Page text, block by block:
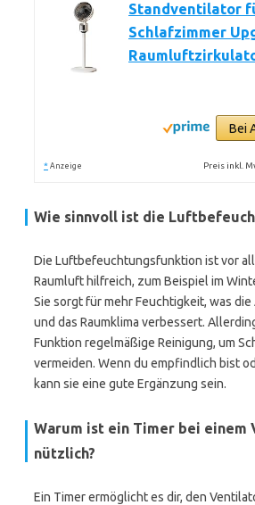
Standventilator
Schlafzimmer
Bei
* Anzeige Preis inkl.
Wie sinnvoll ist die
Die Luftbefeuchtungsfunktion ist vor
Raumluft hilfreich, zum Beispiel im
Sie sorgt für mehr Feuchtigkeit, was
und das Raumklima verbessert.
Funktion regelmäßige Reinigung, um
vermeiden. Wenn du empfindlich bist
kann sie eine gute Ergänzung sein.
Warum ist ein Timer bei einem
nützlich?
Ein Timer ermöglicht es dir, den